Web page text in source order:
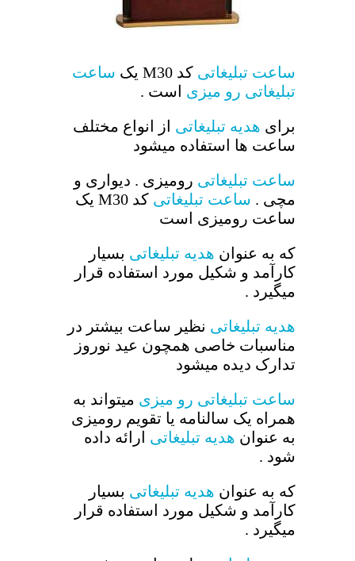
ساعت تبلیغاتی کد M30 یک
ساعت
تبلیغاتی رو میزی است .
برای هدیه تبلیغاتی از انواع مختلف
ساعت ها استفاده میشود
ساعت تبلیغاتی رومیزی . دیواری و
مچی . ساعت تبلیغاتی
کد M30 یک
ساعت رومیزی است
که به عنوان هدیه تبلیغاتی بسیار
کارآمد و شکیل مورد استفاده قرار
میگیرد .
هدیه تبلیغاتی نظیر ساعت بیشتر در
مناسبات خاصی همچون عید نوروز
تدارک دیده میشود
ساعت تبلیغاتی رو میزی میتواند به
همراه یک سالنامه یا تقویم رومیزی
به عنوان هدیه تبلیغاتی ارائه داده
شود .
که به عنوان هدیه تبلیغاتی بسیار
کارآمد و شکیل مورد استفاده قرار
میگیرد .